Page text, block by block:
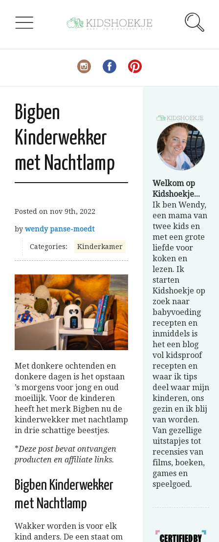
Bigben
Kinderwekker
met Nachtlamp
Posted on nov 9th, 2022
by wendy panse-moedt
Categories: Kinderkamer
Met donkere ochtenden en
donkere dagen is het opstaan
’s morgens voor jong en oud
moeilijk. Voor de kinderen
heeft het merk Bigben nu de
kinderwekker met nachtlamp
in drie schattige beestjes.
*Deze post bevat ontvangen
producten en affiliate links.
Bigben Kinderwekker
met Nachtlamp
Wakker worden is voor elk
kind anders. De een staat om
Welkom op
Kidshoekje...
Ik ben Wendy,
een mama van
twee kids en
met een grote
liefde voor
koken en
lezen. Ik
starten
Kidshoekje op
zoek naar
babyvoeding
recepten en
inmiddels is
het een blog
vol kidsproof
recepten en
waar ik tips
deel waar mijn
kinderen, ons
gezin en ik blij
van worden.
Van gezellige
uitstapjes tot
recensies van
films, boeken,
games en
speelgoed.